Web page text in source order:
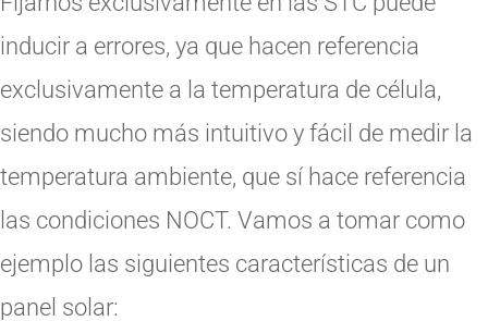
inducir a errores, ya que hacen referencia
exclusivamente a la temperatura de célula,
siendo mucho más intuitivo y fácil de medir la
temperatura ambiente, que sí hace referencia
las condiciones NOCT. Vamos a tomar como
ejemplo las siguientes características de un
panel solar: